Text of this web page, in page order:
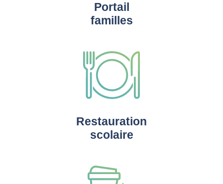
Portail
familles
Restauration
scolaire